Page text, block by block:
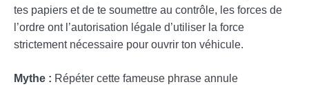
tes papiers et de te soumettre au contrôle, les forces de
l’ordre ont l’autorisation légale d’utiliser la force
strictement nécessaire pour ouvrir ton véhicule.
Mythe : Répéter cette fameuse phrase annule